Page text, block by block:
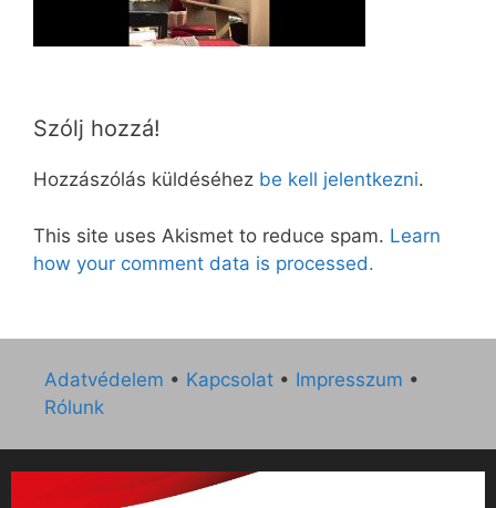
Szólj hozzá!
Hozzászólás küldéséhez be kell jelentkezni.
This site uses Akismet to reduce spam. Learn
how your comment data is processed.
Adatvédelem • Kapcsolat • Impresszum •
Rólunk